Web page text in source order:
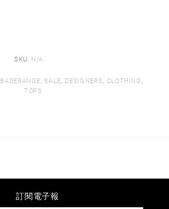
SKU: N/A
BASERANGE ,SALE DESIGNERS CLOTHING
TOPS
訂閱電子報